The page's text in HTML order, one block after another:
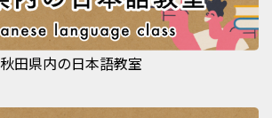
秋田県内の日本語教室